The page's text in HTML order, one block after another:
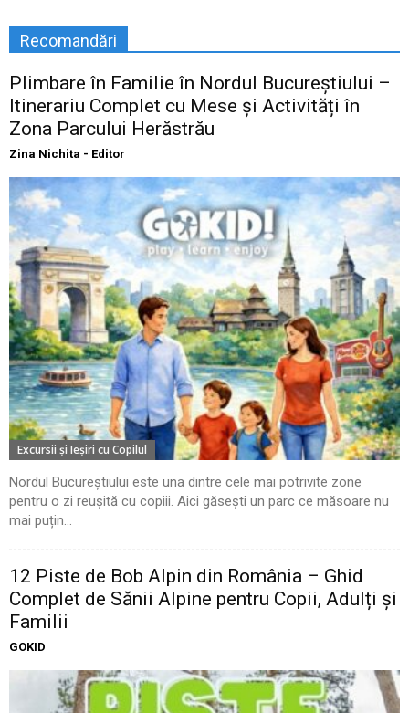
Recomandări
Plimbare în Familie în Nordul Bucureștiului –
Itinerariu Complet cu Mese și Activități în
Zona Parcului Herăstrău
Zina Nichita - Editor
Excursii şi Ieşiri cu Copilul
Nordul Bucureștiului este una dintre cele mai potrivite zone
pentru o zi reușită cu copiii. Aici găsești un parc ce măsoare nu
mai puțin...
12 Piste de Bob Alpin din România – Ghid
Complet de Sănii Alpine pentru Copii, Adulți și
Familii
GOKID